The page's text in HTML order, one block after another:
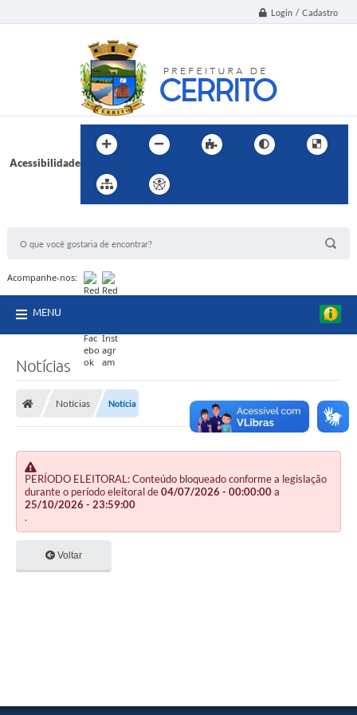
Login / Cadastro
Acessibilidade
Acompanhe-nos:
MENU
Notícias
Notícias Notícia
PERÍODO ELEITORAL: Conteúdo bloqueado conforme a legislação
durante o período eleitoral de04/07/2026 - 00:00:00a
25/10/2026 - 23:59:00
.
Voltar